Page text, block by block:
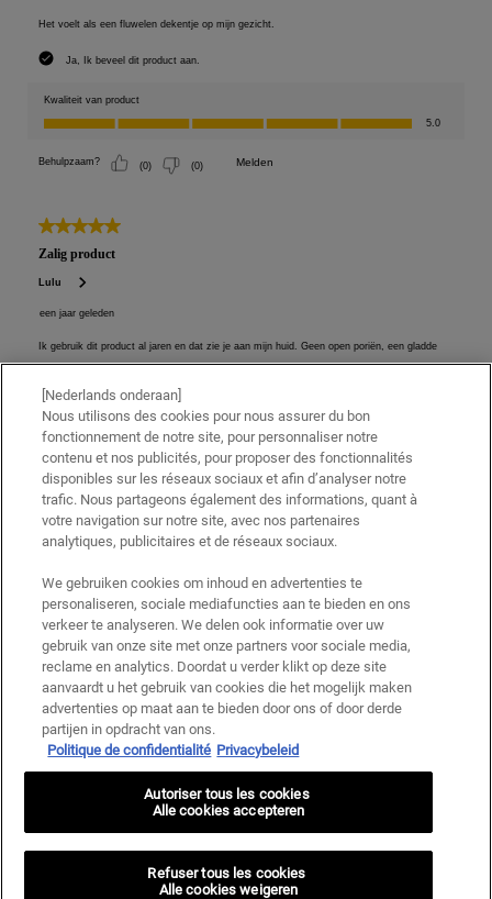
[Nederlands onderaan]
Nous utilisons des cookies pour nous assurer du bon
fonctionnement de notre site, pour personnaliser notre
contenu et nos publicités, pour proposer des fonctionnalités
disponibles sur les réseaux sociaux et afin d’analyser notre
trafic. Nous partageons également des informations, quant à
votre navigation sur notre site, avec nos partenaires
analytiques, publicitaires et de réseaux sociaux.
We gebruiken cookies om inhoud en advertenties te
personaliseren, sociale mediafuncties aan te bieden en ons
verkeer te analyseren. We delen ook informatie over uw
gebruik van onze site met onze partners voor sociale media,
reclame en analytics. Doordat u verder klikt op deze site
aanvaardt u het gebruik van cookies die het mogelijk maken
advertenties op maat aan te bieden door ons of door derde
partijen in opdracht van ons.
Politique de confidentialité Privacybeleid
Refuser tous les cookies
Alle cookies weigeren
Autoriser tous les cookies
Alle cookies accepteren